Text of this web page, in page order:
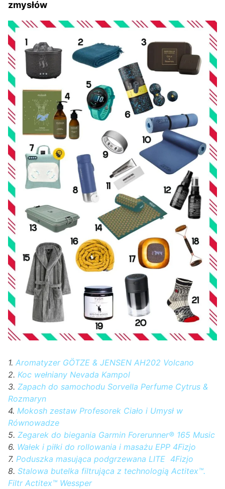
zmysłów
1. Aromatyzer GÖTZE & JENSEN AH202 Volcano
2. Koc wełniany Nevada Kampol
3. Zapach do samochodu Sorvella Perfume Cytrus &
Rozmaryn
4. Mokosh zestaw Profesorek Ciało i Umysł w
Równowadze
5. Zegarek do biegania Garmin Forerunner® 165 Music
6. Wałek i piłki do rollowania i masażu EPP 4Fizjo
7. Poduszka masująca podgrzewana LITE 4Fizjo
8. Stalowa butelka filtrująca z technologią Actitex™.
Filtr Actitex™ Wessper